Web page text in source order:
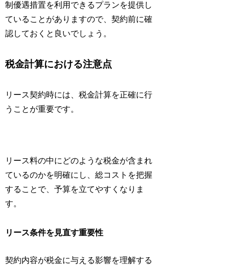
制優遇措置を利用できるプランを提供し
ていることがありますので、契約前に確
認しておくと良いでしょう。
税金計算における注意点
リース契約時には、税金計算を正確に行
うことが重要です。
リース料の中にどのような税金が含まれ
ているのかを明確にし、総コストを把握
することで、予算を立てやすくなりま
す。
リース条件を見直す重要性
契約内容が税金に与える影響を理解する